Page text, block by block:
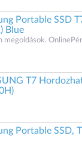
Portable SSD
Blue
megoldások.
T7
Portable SSD,